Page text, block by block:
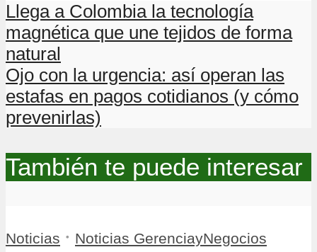
Llega a Colombia la tecnología
magnética que une tejidos de forma
natural
Ojo con la urgencia: así operan las
estafas en pagos cotidianos (y cómo
prevenirlas)
También te puede interesar
Noticias • Noticias GerenciayNegocios